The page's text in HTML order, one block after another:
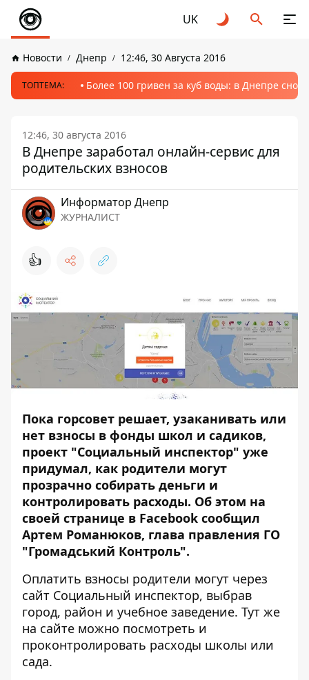
UK
Новости Днепр 12:46, 30 Августа 2016
ТОПТЕМА: Более 100 гривен за куб воды: в Днепре
12:46, 30 августа 2016
В Днепре заработал онлайн-сервис для
родительских взносов
Информатор Днепр
ЖУРНАЛИСТ
👍
Пока горсовет решает, узаканивать или
нет взносы в фонды школ и садиков,
проект "Социальный инспектор" уже
придумал, как родители могут
прозрачно собирать деньги и
контролировать расходы. Об этом на
своей странице в Facebook сообщил
Артем Романюков, глава правления ГО
"Громадський Контроль".
Оплатить взносы родители могут через
сайт Социальный инспектор, выбрав
город, район и учебное заведение. Тут же
на сайте можно посмотреть и
проконтролировать расходы школы или
сада.